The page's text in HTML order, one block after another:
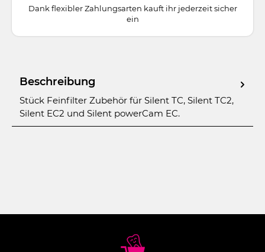
Dank flexibler Zahlungsarten kauft ihr jederzeit sicher
ein
Beschreibung
Stück Feinfilter Zubehör für Silent TC, Silent TC2,
Silent EC2 und Silent powerCam EC.